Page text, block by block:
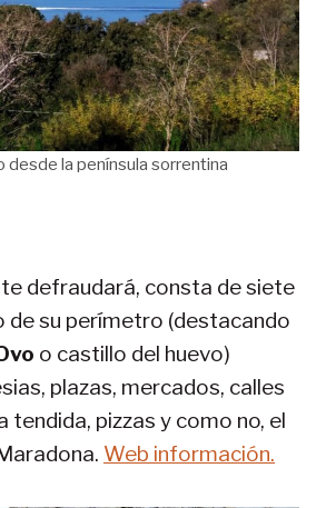
desde la península sorrentina
defraudará, consta de siete
de su perímetro (destacando
o castillo del huevo)
plazas, mercados, calles
tendida, pizzas y como no, el
Web información.